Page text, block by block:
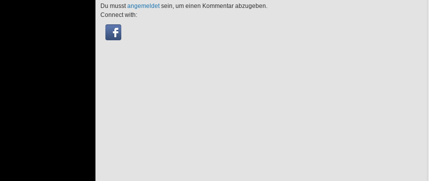
Du musstangemeldetsein, um einen Kommentar abzugeben.
Connect with: